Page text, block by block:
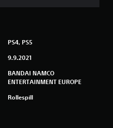
PS4, PS5
9.9.2021
BANDAI NAMCO
ENTERTAINMENT EUROPE
Rollespill